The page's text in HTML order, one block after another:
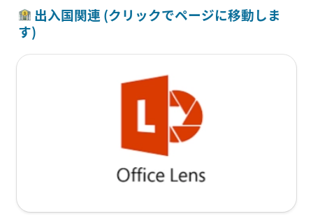
出入国関連 (クリックでページに移動しま
す)